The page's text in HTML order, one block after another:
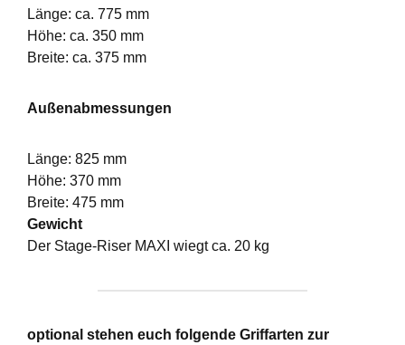
Länge: ca. 775 mm
Höhe: ca. 350 mm
Breite: ca. 375 mm
Außenabmessungen
Länge: 825 mm
Höhe: 370 mm
Breite: 475 mm
Gewicht
Der Stage-Riser MAXI wiegt ca. 20 kg
optional stehen euch folgende Griffarten zur